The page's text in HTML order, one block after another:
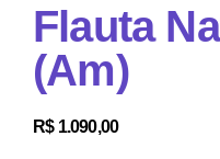
Flauta
(Am)
R$1.090,00